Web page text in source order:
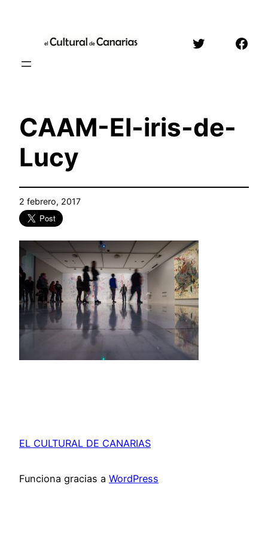
contenido
Twitter
CAAM-El-iris-de-
Lucy
2 febrero, 2017
EL CULTURAL DE CANARIAS
Funciona gracias a WordPress